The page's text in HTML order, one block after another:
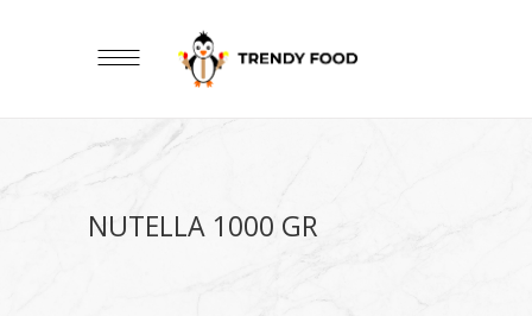
NUTELLA 1000 GR